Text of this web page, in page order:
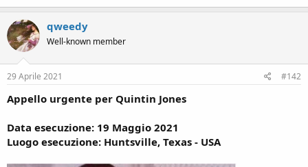
qweedy
Well-known member
29 Aprile 2021 #142
Appello urgente per Quintin Jones
Data esecuzione: 19 Maggio 2021
Luogo esecuzione: Huntsville, Texas - USA